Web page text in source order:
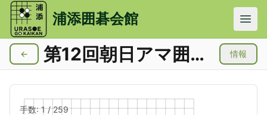
メインコンテンツにスキップ
浦添囲碁会館
← 第12回朝日アマ囲碁名人戦 情報
手数:1/259